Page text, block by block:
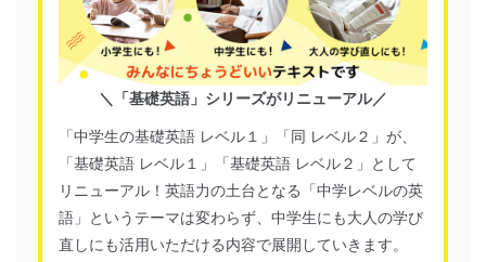
＼「基礎英語」シリーズがリニューアル／
「中学生の基礎英語 レベル１」「同 レベル２」が、
「基礎英語 レベル１」「基礎英語 レベル２」として
リニューアル！英語力の土台となる「中学レベルの英
語」というテーマは変わらず、中学生にも大人の学び
直しにも活用いただける内容で展開していきます。